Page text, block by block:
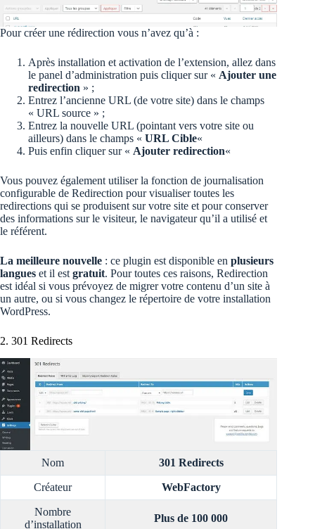
Pour créer une rédirection vous n’avez qu’à :
Après installation et activation de l’extension, allez dans
le panel d’administration puis cliquer sur « Ajouter une
redirection » ;
Entrez l’ancienne URL (de votre site) dans le champs
« URL source » ;
Entrez la nouvelle URL (pointant vers votre site ou
ailleurs) dans le champs « URL Cible«
Puis enfin cliquer sur « Ajouter redirection«
Vous pouvez également utiliser la fonction de journalisation
configurable de Redirection pour visualiser toutes les
redirections qui se produisent sur votre site et pour conserver
des informations sur le visiteur, le navigateur qu’il a utilisé et
le référent.
La meilleure nouvelle : ce plugin est disponible en plusieurs
langues et il est gratuit. Pour toutes ces raisons, Redirection
est idéal si vous prévoyez de migrer votre contenu d’un site à
un autre, ou si vous changez le répertoire de votre installation
WordPress.
2. 301 Redirects
Nom 301 Redirects
Créateur WebFactory
Nombre
d’installation
Plus de 100 000